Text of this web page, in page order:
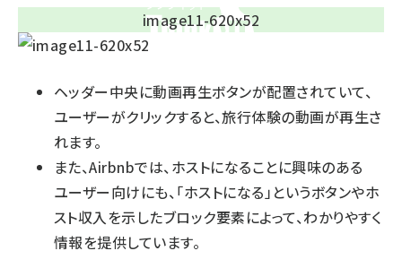
ヘッダー中央に動画再生ボタンが配置されていて、
ユーザーがクリックすると、旅行体験の動画が再生さ
れます。
また、Airbnbでは、ホストになることに興味のある
ユーザー向けにも、「ホストになる」というボタンやホ
スト収入を示したブロック要素によって、わかりやすく
情報を提供しています。